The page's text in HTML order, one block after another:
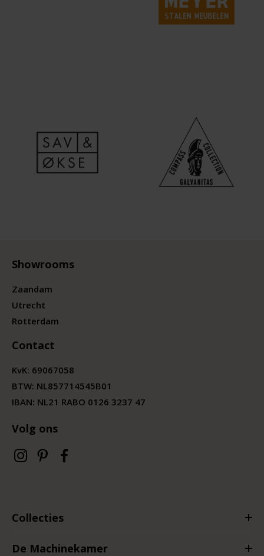
Showrooms
Zaandam
Utrecht
Rotterdam
Contact
KvK: 69067058
BTW: NL857714545B01
IBAN: NL21 RABO 0126 3237 47
Volg ons
Collecties
De Machinekamer